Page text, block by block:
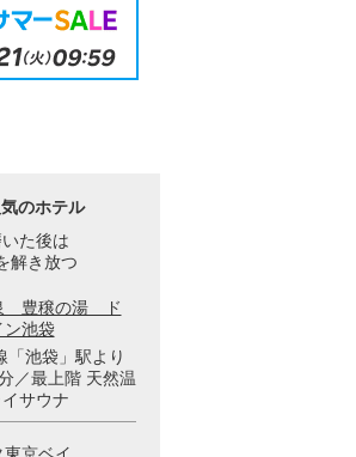
のホテル
た後は
解き放つ
豊穣の湯 ド
ン池袋
「池袋」駅より
／最上階 天然温
サウナ